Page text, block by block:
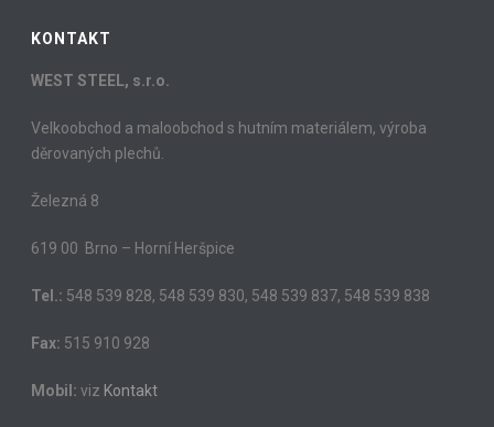
KONTAKT
WEST STEEL, s.r.o.
Velkoobchod a maloobchod s hutním materiálem, výroba
děrovaných plechů.
Železná 8
619 00 Brno – Horní Heršpice
Tel.: 548 539 828, 548 539 830, 548 539 837, 548 539 838
Fax: 515 910 928
Mobil: viz Kontakt